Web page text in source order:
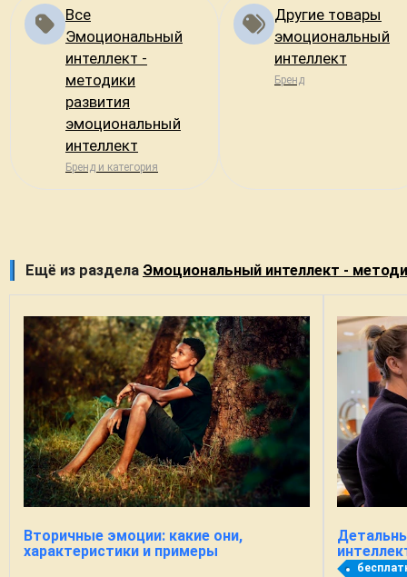
Все
Эмоциональный
интеллект -
методики
развития
эмоциональный
интеллект
Бренд и категория
Другие товары
эмоциональный
интеллект
Бренд
Ещё из раздела Эмоциональный интеллект -
Вторичные эмоции: какие они,
характеристики и примеры